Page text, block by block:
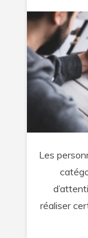
Les
réaliser